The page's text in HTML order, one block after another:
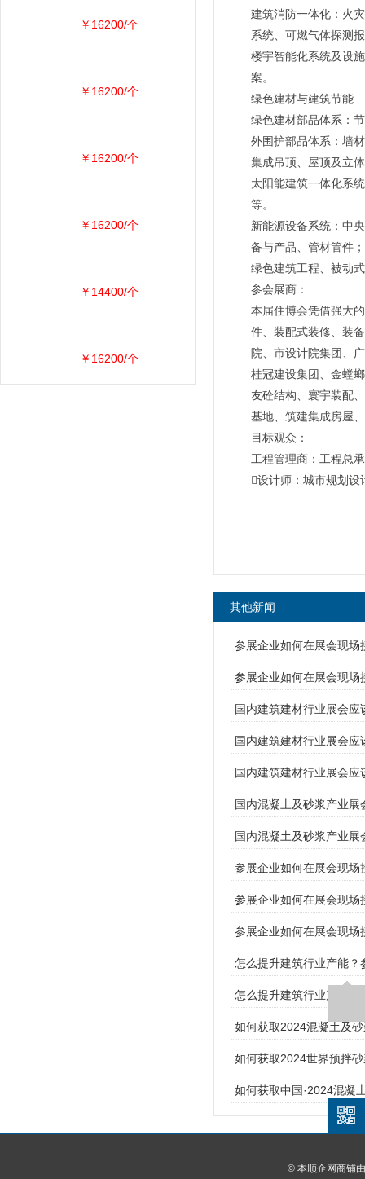
建筑消防一体化：火
系统、可燃气体探测
楼宇智能化系统及设
案。
绿色建材与建筑节能
绿色建材部品体系：
外围护部品体系：墙
集成吊顶、屋顶及立
太阳能建筑一体化系
等。
新能源设备系统：中
备与产品、管材管件
绿色建筑工程、被动
参会展商：
本届住博会凭借强大
件、装配式装修、装
院、市设计院集团、
桂冠建设集团、金螳
友砼结构、寰宇装配
基地、筑建集成房屋
目标观众：
工程管理商：工程总
设计师：城市规划
其他新闻
参展企业如何在展会现
参展企业如何在展会现
国内建筑建材行业展会
国内建筑建材行业展会
国内建筑建材行业展会
国内混凝土及砂浆产业
国内混凝土及砂浆产业
参展企业如何在展会现
参展企业如何在展会现
参展企业如何在展会现
怎么提升建筑行业产能
怎么提升建筑行业产能
如何获取2024混凝土及
如何获取2024世界预拌
如何获取中国·2024混凝
￥16200/个
￥16200/个
￥16200/个
￥16200/个
￥14400/个
￥16200/个
© 本顺企网商铺由